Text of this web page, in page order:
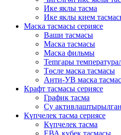
Ике яклы тасма
Ике яклы кием
Маска тасмасы сериясе
Ваши тасмасы
Маска тасмасы
Маска фильмы
Temгары
Төсле маска тасмасы
Анти-УВ маска
Крафт тасмасы сериясе
График тасма
Су
Күпчелек тасма сериясе
Күпчелек тасма
ЕВА күбек тасмасы